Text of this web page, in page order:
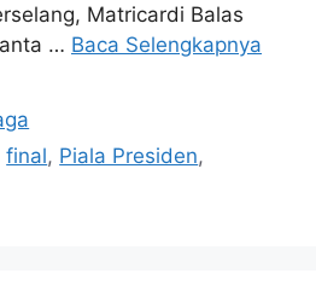
Matricardi Balas
… Baca Selengkapnya
final, Piala Presiden,